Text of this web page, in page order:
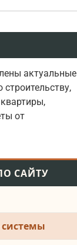
актуальные
от
САЙТУ